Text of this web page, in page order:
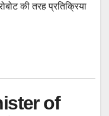
की तरह प्रतिक्रिया
of